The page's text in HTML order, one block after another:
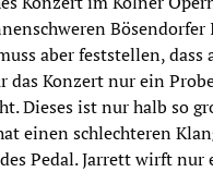
Bösendorfer
aber feststellen, dass
das Konzert nur ein
Dieses ist nur halb so
einen schlechteren
Pedal. Jarrett wirft nur